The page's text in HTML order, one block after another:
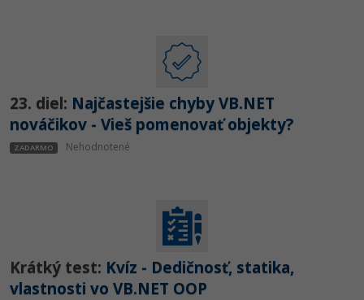
23. diel: Najčastejšie chyby VB.NET
nováčikov - Vieš pomenovať objekty?
ZADARMO Nehodnotené
Krátký test: Kvíz - Dedičnosť, statika,
vlastnosti vo VB.NET OOP